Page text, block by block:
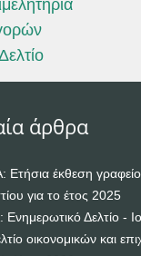
άρθρα
έκθεση
για το έτος 2025
Δελτίο -
οικονομικών και